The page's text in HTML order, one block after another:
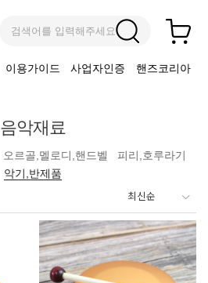
검색어를 입력해주세요
이용가이드 사업자인증 핸즈코리아
음악재료
오르골,멜로디,핸드벨
피리,호루라기
악기,반제품